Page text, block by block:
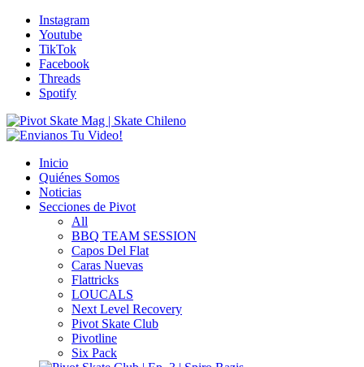
Instagram
Youtube
TikTok
Facebook
Threads
Spotify
Inicio
Quiénes Somos
Noticias
Secciones de Pivot
All
BBQ TEAM SESSION
Capos Del Flat
Caras Nuevas
Flattricks
LOUCALS
Next Level Recovery
Pivot Skate Club
Pivotline
Six Pack